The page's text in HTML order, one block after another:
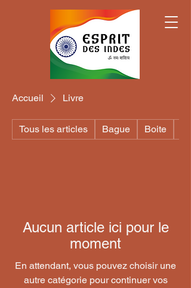
Accueil Livre
Tous les articles Bague Boite
Aucun article ici pour le
moment
En attendant, vous pouvez choisir une
autre catégorie pour continuer vos